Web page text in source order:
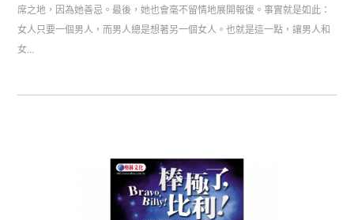
席之地，因為她善忌。最後，她也會毫不留情地展開報復。事實就是如此：
女人只要一個男人，而男人總是想著另一個女人。也就是這一點，讓男人和
女...